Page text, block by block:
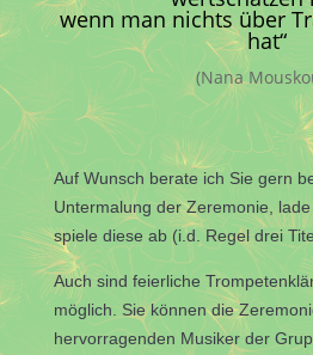
wenn man nichts über
hat“
(Nana
Auf Wunsch berate ich Sie gern
Untermalung der Zeremonie,
spiele diese ab (i.d. Regel drei
Auch sind feierliche
möglich. Sie können die
hervorragenden Musiker der